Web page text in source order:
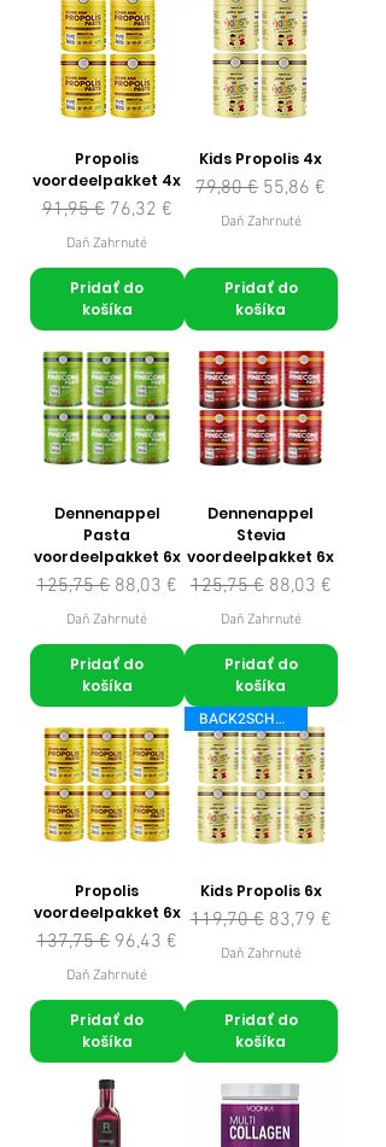
Propolis
voordeelpakket 4x
Normálna cena
91,95 € Zľavnená cena
76,32 €
Daň Zahrnuté
Pridať do
košíka
Kids Propolis 4x
Normálna cena
79,80 € Zľavnená cena
55,86 €
Daň Zahrnuté
Pridať do
košíka
Dennenappel
Pasta
voordeelpakket 6x
Normálna cena
125,75 € Zľavnená cena
88,03 €
Daň Zahrnuté
Pridať do
košíka
Dennenappel
Stevia
voordeelpakket 6x
Normálna cena
125,75 € Zľavnená cena
88,03 €
Daň Zahrnuté
Pridať do
košíka
Propolis
voordeelpakket 6x
Normálna cena
137,75 € Zľavnená cena
96,43 €
Daň Zahrnuté
Pridať do
košíka
BACK2SCHOOL
Kids Propolis 6x
Normálna cena
119,70 € Zľavnená cena
83,79 €
Daň Zahrnuté
Pridať do
košíka